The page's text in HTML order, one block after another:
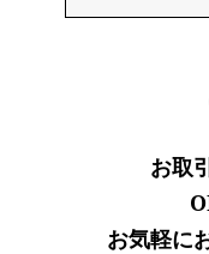
お取
お気軽に